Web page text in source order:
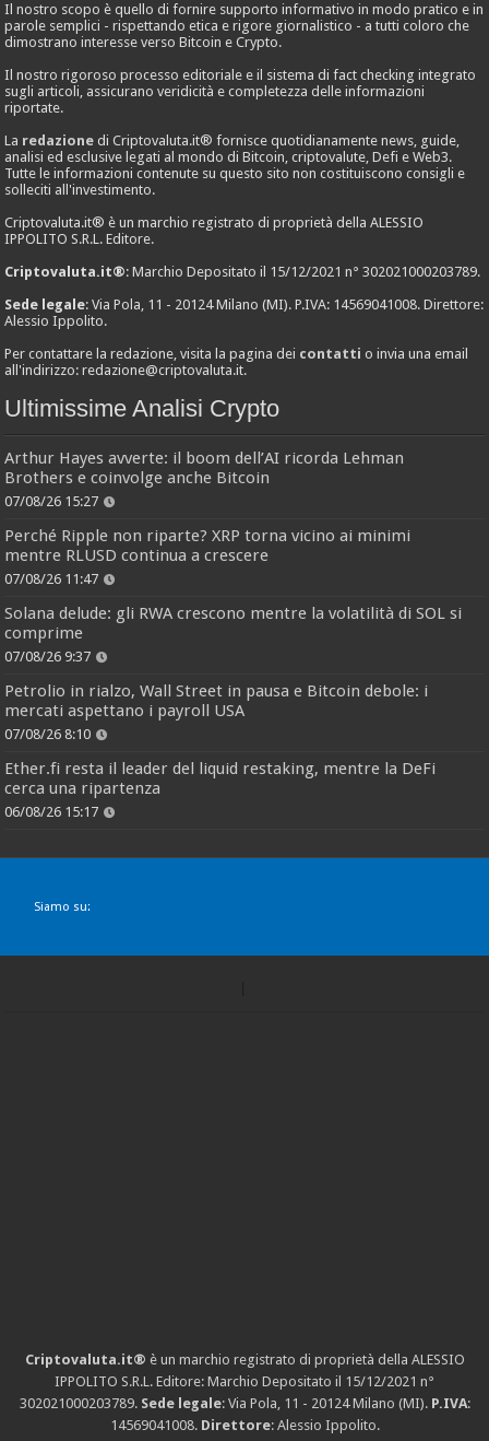
Il nostro scopo è quello di fornire supporto informativo in modo pratico e in
parole semplici - rispettando etica e rigore giornalistico - a tutti coloro che
dimostrano interesse verso Bitcoin e Crypto.
Il nostro rigoroso processo editoriale e il sistema di fact checking integrato
sugli articoli, assicurano veridicità e completezza delle informazioni
riportate.
La redazione di Criptovaluta.it® fornisce quotidianamente news, guide,
analisi ed esclusive legati al mondo di Bitcoin, criptovalute, Defi e Web3.
Tutte le informazioni contenute su questo sito non costituiscono consigli e
solleciti all'investimento.
Criptovaluta.it® è un marchio registrato di proprietà della ALESSIO
IPPOLITO S.R.L. Editore.
Criptovaluta.it®: Marchio Depositato il 15/12/2021 n° 302021000203789.
Sede legale: Via Pola, 11 - 20124 Milano (MI). P.IVA: 14569041008. Direttore:
Alessio Ippolito.
Per contattare la redazione, visita la pagina dei contatti o invia una email
all'indirizzo:redazione@criptovaluta.it.
Ultimissime Analisi Crypto
Arthur Hayes avverte: il boom dell’AI ricorda Lehman
Brothers e coinvolge anche Bitcoin
07/08/26 15:27
Perché Ripple non riparte? XRP torna vicino ai minimi
mentre RLUSD continua a crescere
07/08/26 11:47
Solana delude: gli RWA crescono mentre la volatilità di SOL si
comprime
07/08/26 9:37
Petrolio in rialzo, Wall Street in pausa e Bitcoin debole: i
mercati aspettano i payroll USA
07/08/26 8:10
Ether.fi resta il leader del liquid restaking, mentre la DeFi
cerca una ripartenza
06/08/26 15:17
Siamo su:
Criptovaluta.it® è un marchio registrato di proprietà della ALESSIO
IPPOLITO S.R.L. Editore: Marchio Depositato il 15/12/2021 n°
302021000203789. Sede legale: Via Pola, 11 - 20124 Milano (MI). P.IVA:
14569041008. Direttore: Alessio Ippolito.